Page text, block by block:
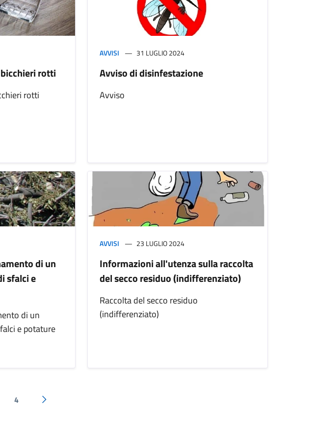
rotti
rotti
AVVISI 31 LUGLIO 2024
Avviso di disinfestazione
Avviso
di un
sfalci e
di un
e potature
AVVISI 23 LUGLIO 2024
Informazioni all'utenza sulla raccolta
del secco residuo (indifferenziato)
Raccolta del secco residuo
(indifferenziato)
4
Pagina successiva